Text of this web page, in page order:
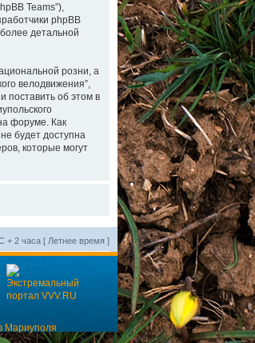
Teams”),
phpBB
детальной
розни, а
велодвижения”,
поставить об этом в
форуме. Как
будет доступна
которые могут
+ 2 часа [ Летнее время ]